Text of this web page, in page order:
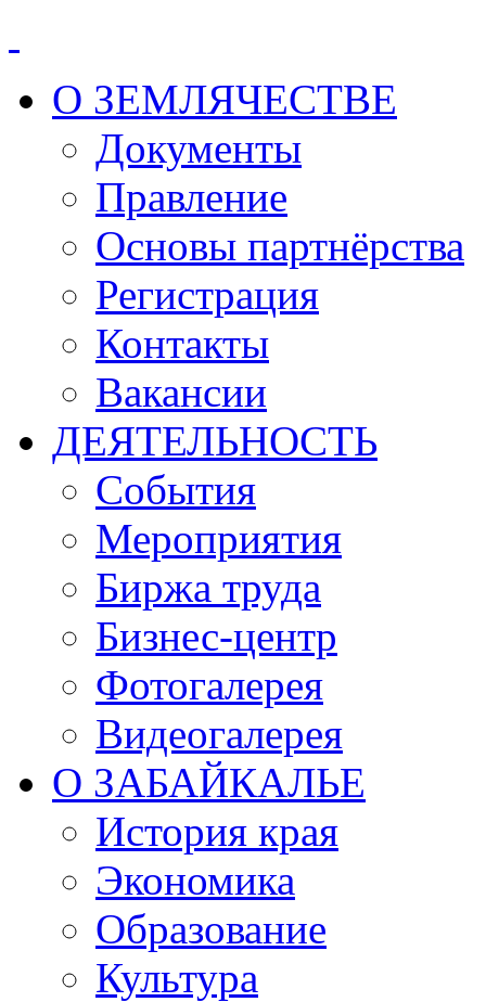
О ЗЕМЛЯЧЕСТВЕ
Документы
Правление
Основы партнёрства
Регистрация
Контакты
Вакансии
ДЕЯТЕЛЬНОСТЬ
События
Мероприятия
Биржа труда
Бизнес-центр
Фотогалерея
Видеогалерея
О ЗАБАЙКАЛЬЕ
История края
Экономика
Образование
Культура